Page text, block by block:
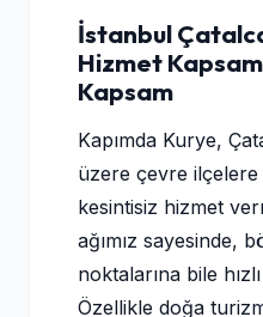
İstanbul
Hizmet
Kapsam
Kapımda Kurye,
üzere çevre
kesintisiz hizmet
ağımız sayesinde,
noktalarına bile
Özellikle doğa